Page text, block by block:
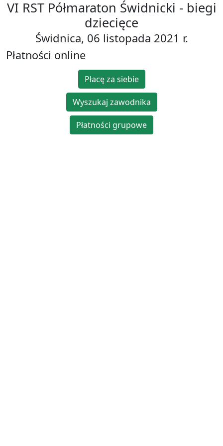
VI RST Półmaraton Świdnicki - biegi
dziecięce
Świdnica, 06 listopada 2021 r.
Płatności online